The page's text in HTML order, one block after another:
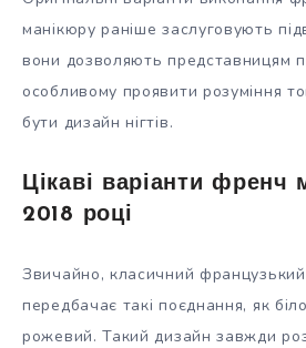
манікюру раніше заслуговують
вони дозволяють представницям
особливому проявити розуміння
бути дизайн нігтів.
Цікаві варіанти френч
2018 році
Звичайно, класичний
передбачає такі поєднання, як
рожевий. Такий дизайн завжди